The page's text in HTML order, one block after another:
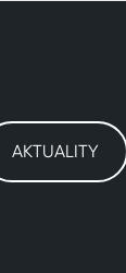
AKTUALITY